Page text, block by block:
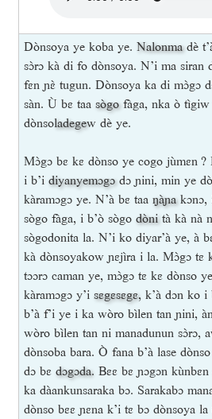
Dònsoya ye koba ye. Nalonmadè
sɔ̀rɔ kà di fo dònsoya. N’i ma siran
fɛn ɲɛ̀ tugun. Dònsoya ka di mɔ̀gɔ
sàn. Ù bɛ taa sògofàga, nka ò
dònsoladegew dè ye.
Mɔ̀gɔ bɛ kɛ dònso ye cogo jùmɛn
i b’i diyanyemɔgɔdɔ ɲini, min ye
kàramɔgɔ ye. N’à bɛ taa ŋàɲakɔnɔ,
sògo fàga, i b’ò sògo dònità kà nà
sògodonita la. N’i ko diyar’à ye, à
kà dònsoyakow ɲɛjìra i la. Mɔ̀gɔ tɛ
tɔɔrɔ caman ye, mɔ̀gɔ tɛ kɛ dònso
kàramɔgɔ y’i sɛgɛsɛgɛ, k’à dɔn ko i
b’à f’i ye i ka wòro bìlen tan ɲini,
wòro bìlen tan ni manadunun sɔ̀rɔ,
dònsoba bara. Ò fana b’à lase
dɔ bɛ dɔgɔda. Bɛɛ bɛ ɲɔgɔn kùnbɛn
ka dàankunsaraka bɔ. Sarakabɔ
dònso bɛɛ ɲɛna k’i tɛ bɔ dònsoya